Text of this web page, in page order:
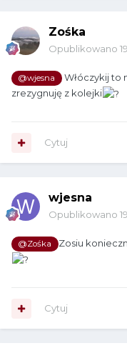
Zośka
Opublikowano
@wjesna
Włóczykij to
zrezygnuję z kolejki
Cytuj
wjesna
Opublikowano
@Zośka Zosiu
Cytuj